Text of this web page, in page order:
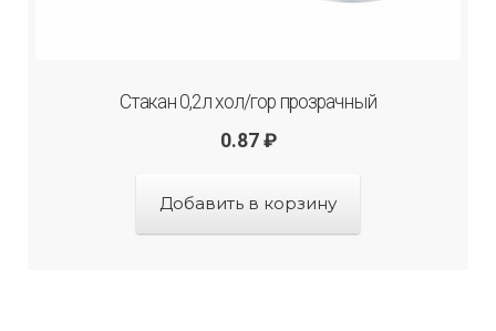
Стакан 0,2л хол/гор прозрачный
0.87 ₽
Добавить в корзину